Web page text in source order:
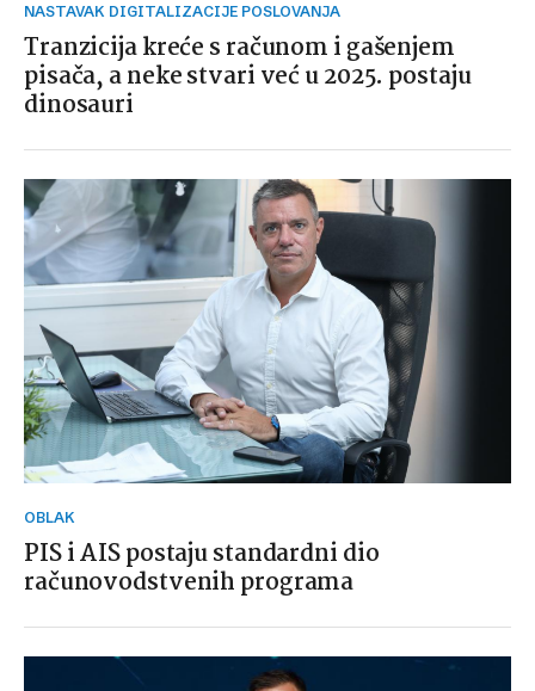
NASTAVAK DIGITALIZACIJE POSLOVANJA
Tranzicija kreće s računom i gašenjem
pisača, a neke stvari već u 2025. postaju
dinosauri
OBLAK
PIS i AIS postaju standardni dio
računovodstvenih programa